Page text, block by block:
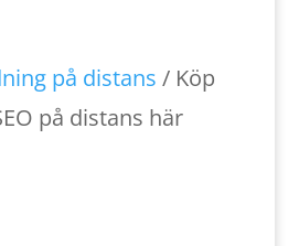
på distans / Köp
på distans här